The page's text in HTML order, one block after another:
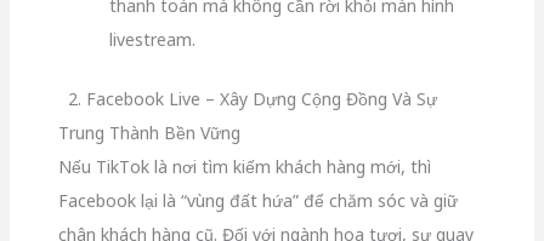
thanh toán mà không cần rời khỏi màn hình
livestream.
2. Facebook Live – Xây Dựng Cộng Đồng Và Sự
Trung Thành Bền Vững
Nếu TikTok là nơi tìm kiếm khách hàng mới, thì
Facebook lại là “vùng đất hứa” để chăm sóc và giữ
chân khách hàng cũ. Đối với ngành hoa tươi, sự quay